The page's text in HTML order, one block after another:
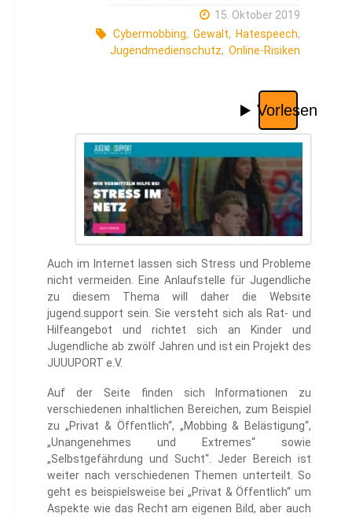
15. Oktober 2019
Cybermobbing, Gewalt, Hatespeech,
Jugendmedienschutz, Online-Risiken
Auch im Internet lassen sich Stress und Probleme
nicht vermeiden. Eine Anlaufstelle für Jugendliche
zu diesem Thema will daher die Website
jugend.support sein. Sie versteht sich als Rat- und
Hilfeangebot und richtet sich an Kinder und
Jugendliche ab zwölf Jahren und ist ein Projekt des
JUUUPORT e.V.
Auf der Seite finden sich Informationen zu
verschiedenen inhaltlichen Bereichen, zum Beispiel
zu „Privat & Öffentlich“, „Mobbing & Belästigung“,
„Unangenehmes und Extremes“ sowie
„Selbstgefährdung und Sucht“. Jeder Bereich ist
weiter nach verschiedenen Themen unterteilt. So
geht es beispielsweise bei „Privat & Öffentlich“ um
Aspekte wie das Recht am eigenen Bild, aber auch